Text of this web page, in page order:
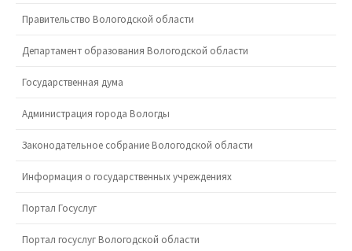
Правительство Вологодской области
Департамент образования Вологодской области
Государственная дума
Администрация города Вологды
Законодательное собрание Вологодской области
Информация о государственных учреждениях
Портал Госуслуг
Портал госуслуг Вологодской области